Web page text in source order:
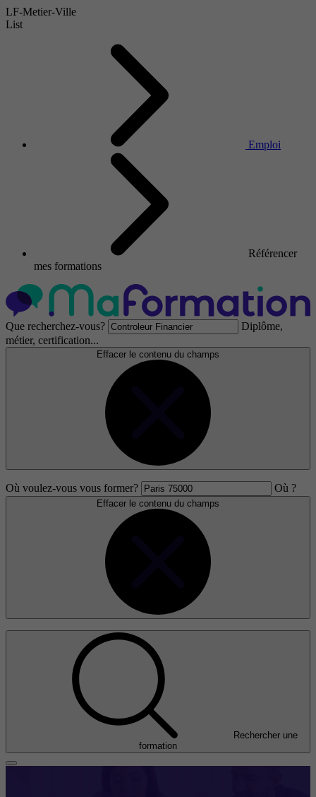
LF-Metier-Ville
List
Emploi
Référencer
mes formations
Que recherchez-vous?
Diplôme,
métier, certification...
Effacer le contenu du champs
Où voulez-vous vous former? Où ?
Effacer le contenu du champs
Rechercher une
formation